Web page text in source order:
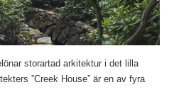
storartad arkitektur i det lilla
”Creek House” är en av fyra